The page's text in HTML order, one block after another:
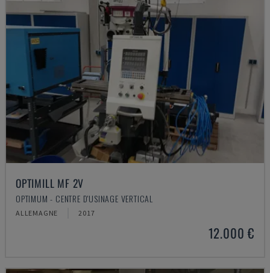
OPTIMILL MF 2V
OPTIMUM - CENTRE D'USINAGE VERTICAL
ALLEMAGNE 2017
12.000 €